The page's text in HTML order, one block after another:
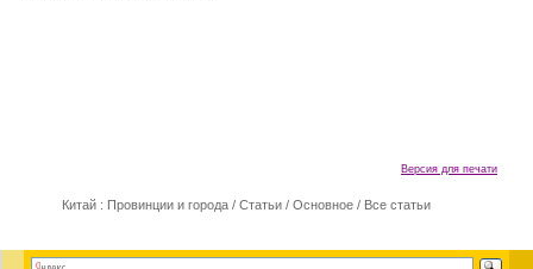
Версия для печати
Китай : Провинции и города / Статьи / Основное / Все статьи